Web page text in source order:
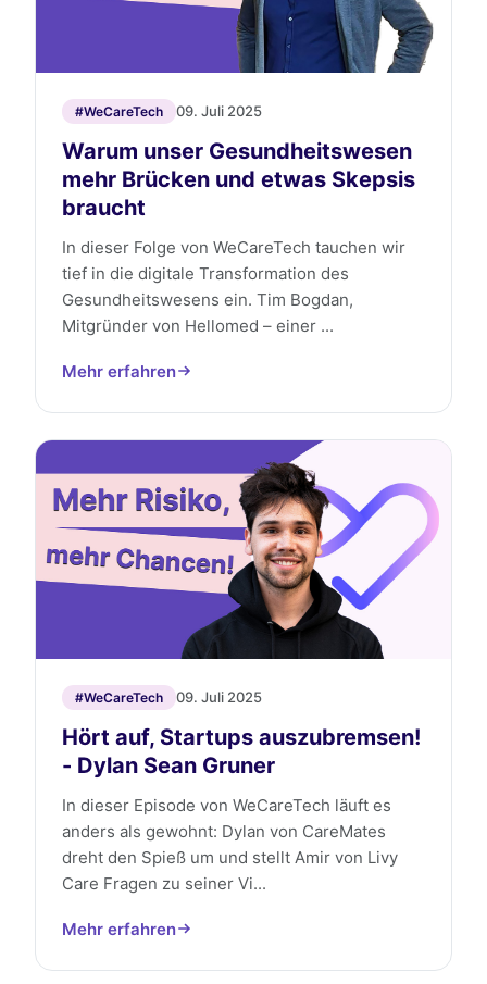
#WeCareTech 09. Juli 2025
Warum unser Gesundheitswesen
mehr Brücken und etwas Skepsis
braucht
In dieser Folge von WeCareTech tauchen wir
tief in die digitale Transformation des
Gesundheitswesens ein. Tim Bogdan,
Mitgründer von Hellomed – einer ...
Mehr erfahren
#WeCareTech 09. Juli 2025
Hört auf, Startups auszubremsen!
- Dylan Sean Gruner
In dieser Episode von WeCareTech läuft es
anders als gewohnt: Dylan von CareMates
dreht den Spieß um und stellt Amir von Livy
Care Fragen zu seiner Vi...
Mehr erfahren